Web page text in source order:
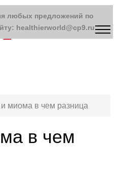
и миома в чем разница
в чем
любых предложений по
healthierworld@cp9.ru